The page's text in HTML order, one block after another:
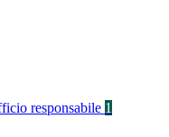
responsabile 1